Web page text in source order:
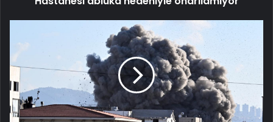
Lübnan'da
ateşkes
süresince
en
az